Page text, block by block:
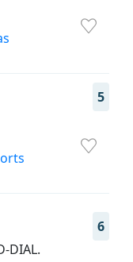
5
6
DIAL.